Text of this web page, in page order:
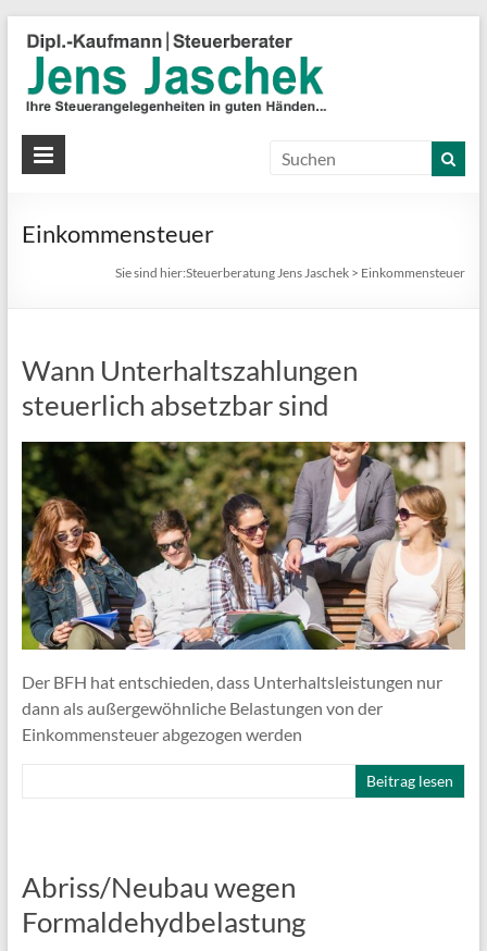
Einkommensteuer
Sie sind hier:Steuerberatung Jens Jaschek > Einkommensteuer
Wann Unterhaltszahlungen
steuerlich absetzbar sind
Der BFH hat entschieden, dass Unterhaltsleistungen nur
dann als außergewöhnliche Belastungen von der
Einkommensteuer abgezogen werden
Beitrag lesen
Abriss/Neubau wegen
Formaldehydbelastung